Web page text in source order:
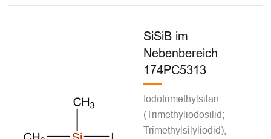
SiSiB im
Nebenbereich
174PC5313
Iodotrimethylsilan
(Trimethyliodosilid;
Trimethylsilyliodid),